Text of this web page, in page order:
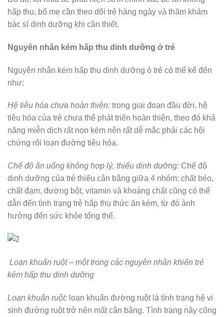
hấp thụ, bố mẹ cần theo dõi trẻ hàng ngày và thăm khám
bác sĩ dinh dưỡng khi cần thiết.
Nguyên nhân kém hấp thu dinh dưỡng ở trẻ
Nguyên nhân kém hấp thu dinh dưỡng ỏ trẻ có thể kể đến
như:
Hệ tiêu hóa chưa hoàn thiện: trong giai đoạn đầu đời, hệ
tiêu hóa của trẻ chưa thể phát triển hoàn thiện, theo đó khả
năng miễn dịch rất non kém nên rất dễ mắc phải các hội
chứng rối loạn đường tiêu hóa.
Chế độ ăn uống không hợp lý, thiếu dinh dưỡng: Chế độ
dinh dưỡng của trẻ thiếu cân bằng giữa 4 nhóm: chất béo,
chất đạm, đường bột, vitamin và khoáng chất cũng có thể
dẫn đến tình trạng trẻ hấp thụ thức ăn kém, từ đó ảnh
hưởng đến sức khỏe tổng thể.
Loạn khuẩn ruột – một trong các nguyên nhân khiến trẻ
kém hấp thu dinh dưỡng
Loạn khuẩn ruột: loạn khuẩn đường ruột là tình trạng hệ vi
sinh đường ruột trở nên mất cân bằng. Tình trạng này cũng